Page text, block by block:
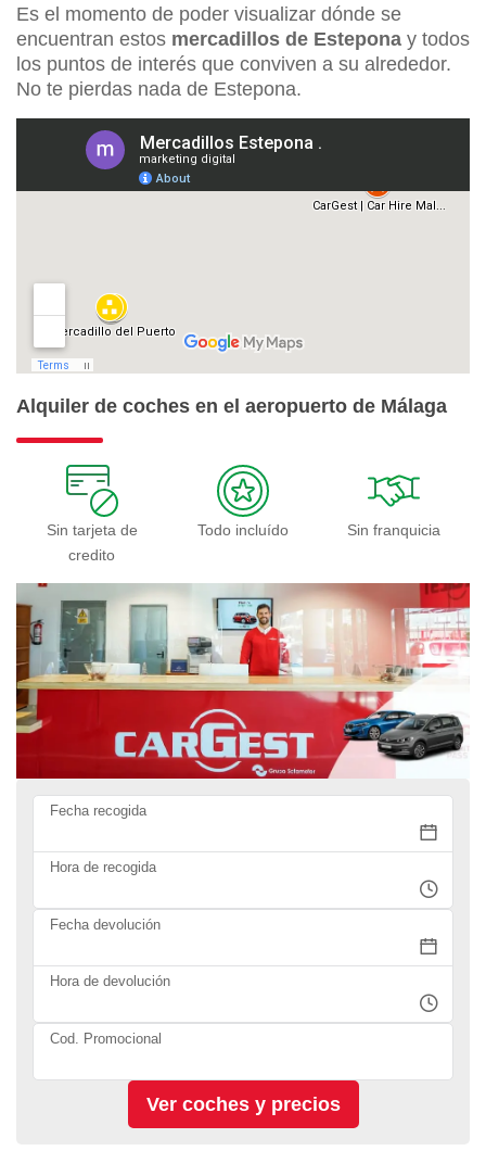
Es el momento de poder visualizar dónde se
encuentran estos mercadillos de Estepona y todos
los puntos de interés que conviven a su alrededor.
No te pierdas nada de Estepona.
Alquiler de coches en el aeropuerto de Málaga
Sin tarjeta de
credito
Todo incluído Sin franquicia
Fecha recogida
Hora de recogida
Fecha devolución
Hora de devolución
Cod. Promocional